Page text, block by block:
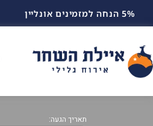
5% הנחה למזמינים אונליין
תאריך הגעה: